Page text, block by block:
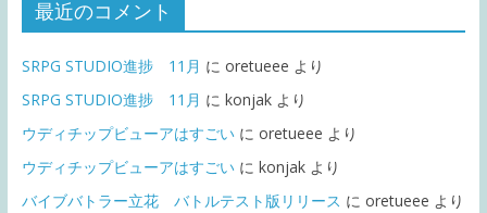
最近のコメント
SRPG STUDIO進捗 11月 に oretueee より
SRPG STUDIO進捗 11月 に konjakより
ウディチップビューアはすごいに oretueee より
ウディチップビューアはすごいに konjakより
バイブバトラー立花 バトルテスト版リリース に oretueee より